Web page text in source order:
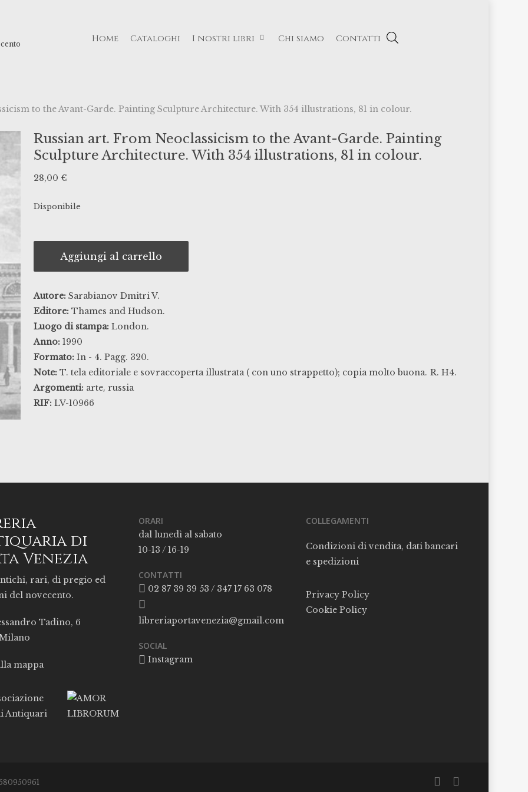
Home Cataloghi I nostri libri Chi siamo Contatti
to the Avant-Garde. Painting Sculpture Architecture. With 354 illustrations, 81 in colour.
Russian art. From Neoclassicism to the Avant-Garde. Painting
Sculpture Architecture. With 354 illustrations, 81 in colour.
28,00 €
Disponibile
Aggiungi al carrello
Autore: Sarabianov Dmitri V.
Editore: Thames and Hudson.
Luogo di stampa: London.
Anno: 1990
Formato: In - 4. Pagg. 320.
Note: T. tela editoriale e sovraccoperta illustrata ( con uno strappetto); copia molto buona. R. H4.
Argomenti: arte, russia
RIF: LV-10966
di
Venezia
rari, di pregio ed
del novecento.
Tadino, 6
mappa
ORARI
dal lunedì al sabato
10-13 / 16-19
CONTATTI
02 87 39 39 53 / 347 17 63 078
libreriaportavenezia@gmail.com
SOCIAL
Instagram
COLLEGAMENTI
Condizioni di vendita, dati bancari
e spedizioni
Privacy Policy
Cookie Policy
facebookinstagram